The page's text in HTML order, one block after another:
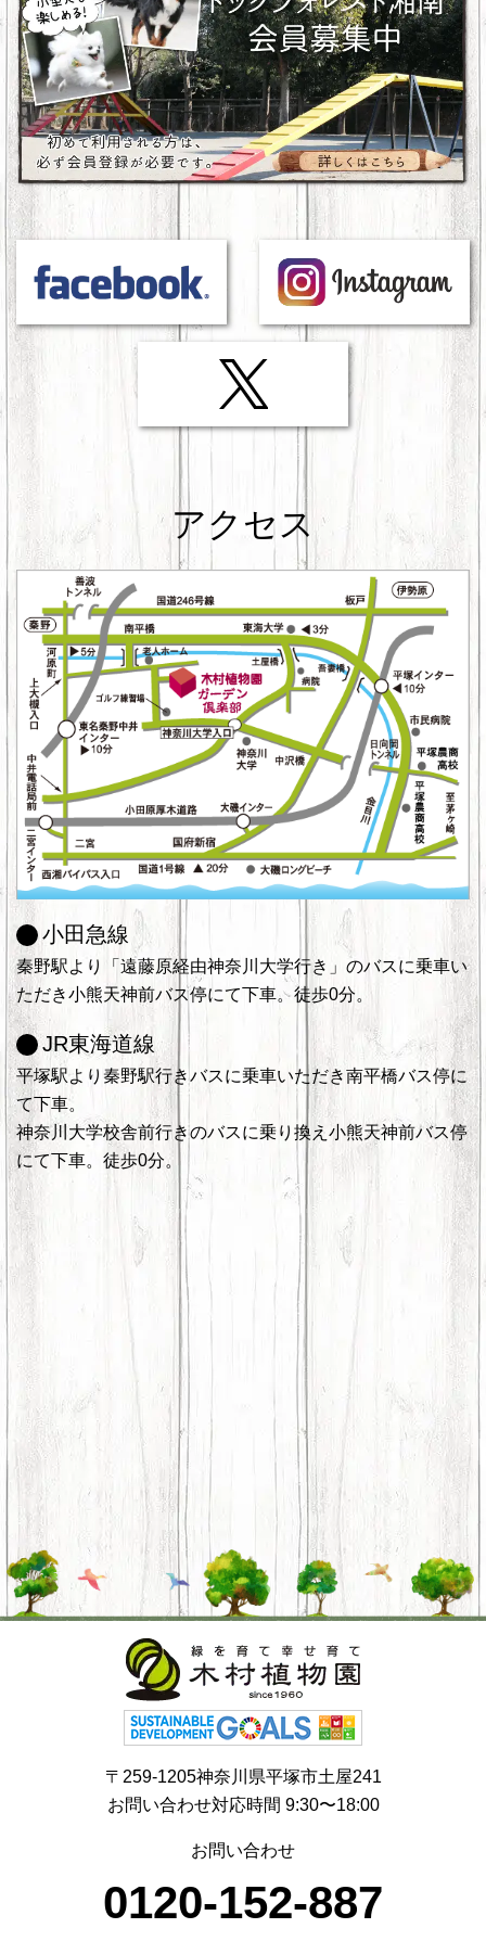
アクセス
小田急線
秦野駅より「遠藤原経由神奈川大学行き」のバスに乗車い
ただき小熊天神前バス停にて下車。徒歩0分。
JR東海道線
平塚駅より秦野駅行きバスに乗車いただき南平橋バス停に
て下車。
神奈川大学校舎前行きのバスに乗り換え小熊天神前バス停
にて下車。徒歩0分。
〒259-1205神奈川県平塚市土屋241
お問い合わせ対応時間 9:30〜18:00
お問い合わせ
0120-152-887